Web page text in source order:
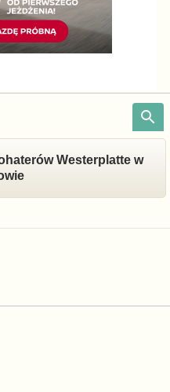
Westerplatte w